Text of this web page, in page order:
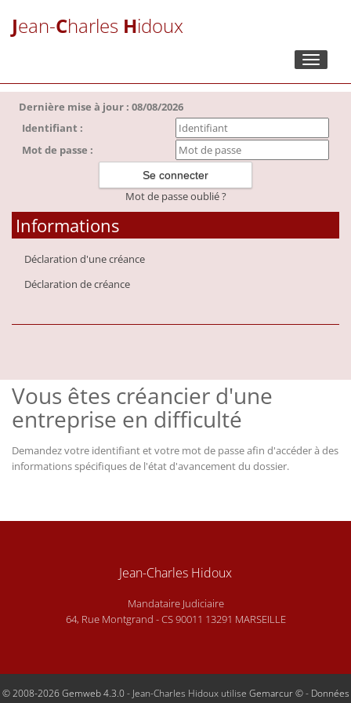
Jean-Charles Hidoux
Toggle
Dernière mise à jour : 08/08/2026
Identifiant :
Mot de passe :
Mot de passe oublié ?
Informations
Déclaration d'une créance
Déclaration de créance
Vous êtes créancier d'une
entreprise en difficulté
Demandez votre identifiant et votre mot de passe afin d'accéder à des
informations spécifiques de l'état d'avancement du dossier.
Jean-Charles Hidoux
Mandataire Judiciaire
64, Rue Montgrand - CS 90011 13291 MARSEILLE
© 2008-2026 Gemweb 4.3.0- Jean-Charles Hidoux utilise Gemarcur ©- Données